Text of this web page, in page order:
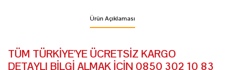
Ürün Açıklaması
TÜM TÜRKİYE'YE ÜCRETSİZ KARGO
DETAYLI BİLGİ ALMAK İÇİN 0850 302 10 83